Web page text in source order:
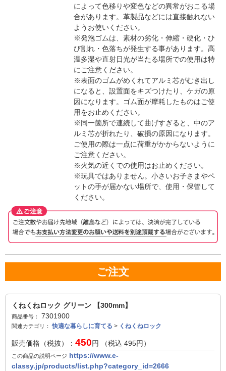
によって色移りや変色などの異常がおこる場
合があります。革製品などには直接触れない
ようお使いください。
※発泡ゴムは、素材の劣化・伸縮・硬化・ひ
び割れ・色落ちが発生する事があります。高
温多湿や直射日光が当たる場所での使用は特
にご注意ください。
※表面のゴムがめくれてアルミ芯がむき出し
になると、設置面をキズつけたり、ケガの原
因になります。ゴム面が摩耗したものはご使
用をお止めください。
※同一箇所で連続して曲げすぎると、中のア
ルミ芯が折れたり、破損の原因になります。
ご使用の際は一点に荷重がかからないように
ご注意ください。
※火気の近くでの使用はお止めください。
※玩具ではありません。小さいお子さまやペ
ットの手が届かない場所で、使用・保管して
ください。
ご注文
くねくねロック グリーン 【300mm】
商品番号： 7301900
関連カテゴリ： 快適な暮らしに育てる > くねくねロック
販売価格（税抜）： 450円 （税込 495円）
この商品の説明ページ https://www.e-
classy.jp/products/list.php?category_id=2666